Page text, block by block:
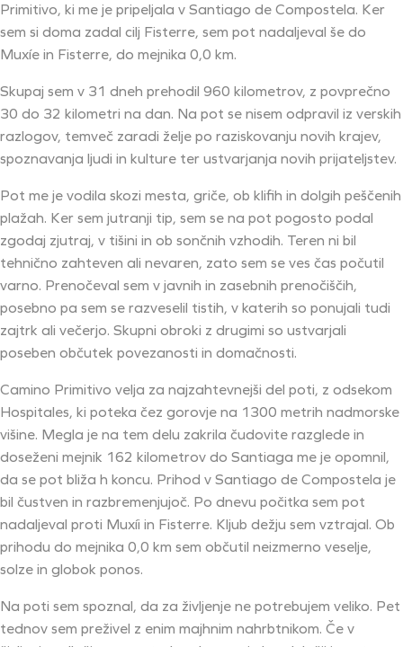
Primitivo, ki me je pripeljala v Santiago de Compostela. Ker
sem si doma zadal cilj Fisterre, sem pot nadaljeval še do
Muxíe in Fisterre, do mejnika 0,0 km.
Skupaj sem v 31 dneh prehodil 960 kilometrov, z povprečno
30 do 32 kilometri na dan. Na pot se nisem odpravil iz verskih
razlogov, temveč zaradi želje po raziskovanju novih krajev,
spoznavanja ljudi in kulture ter ustvarjanja novih prijateljstev.
Pot me je vodila skozi mesta, griče, ob klifih in dolgih peščenih
plažah. Ker sem jutranji tip, sem se na pot pogosto podal
zgodaj zjutraj, v tišini in ob sončnih vzhodih. Teren ni bil
tehnično zahteven ali nevaren, zato sem se ves čas počutil
varno. Prenočeval sem v javnih in zasebnih prenočiščih,
posebno pa sem se razveselil tistih, v katerih so ponujali tudi
zajtrk ali večerjo. Skupni obroki z drugimi so ustvarjali
poseben občutek povezanosti in domačnosti.
Camino Primitivo velja za najzahtevnejši del poti, z odsekom
Hospitales, ki poteka čez gorovje na 1300 metrih nadmorske
višine. Megla je na tem delu zakrila čudovite razglede in
doseženi mejnik 162 kilometrov do Santiaga me je opomnil,
da se pot bliža h koncu. Prihod v Santiago de Compostela je
bil čustven in razbremenjujoč. Po dnevu počitka sem pot
nadaljeval proti Muxíi in Fisterre. Kljub dežju sem vztrajal. Ob
prihodu do mejnika 0,0 km sem občutil neizmerno veselje,
solze in globok ponos.
Na poti sem spoznal, da za življenje ne potrebujem veliko. Pet
tednov sem preživel z enim majhnim nahrbtnikom. Če v